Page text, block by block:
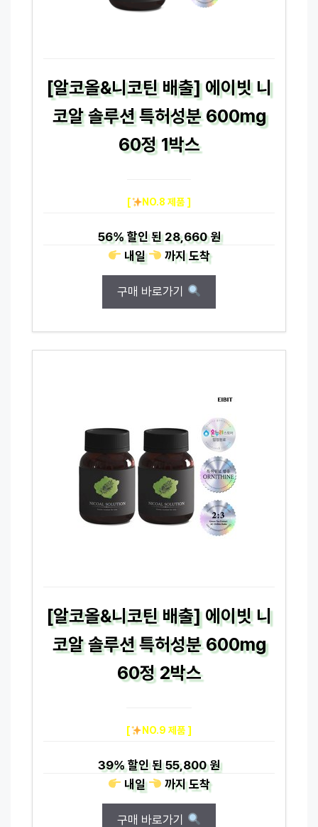
[알코올&니코틴 배출] 에이빗 니
코알 솔루션 특허성분 600mg
60정 1박스
[ NO.8 제품 ]
56%할인 된28,660 원
내일
까지도착
구매 바로가기
[알코올&니코틴 배출] 에이빗 니
코알 솔루션 특허성분 600mg
60정 2박스
[ NO.9 제품 ]
39%할인 된55,800 원
내일
까지도착
구매 바로가기